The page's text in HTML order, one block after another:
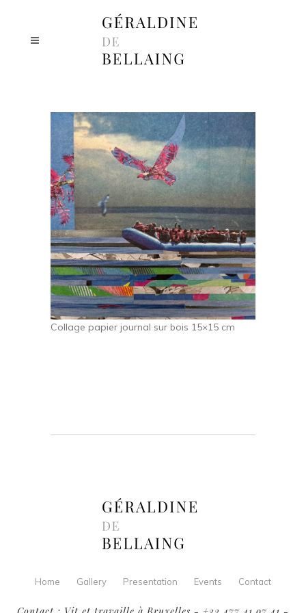
Collage papier journal sur bois 15×15 cm
Home Gallery Presentation Events Contact